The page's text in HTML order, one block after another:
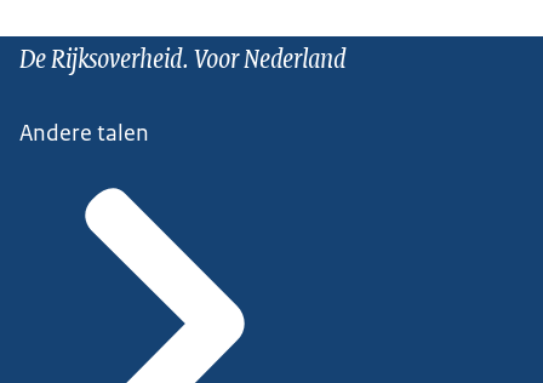
De Rijksoverheid. Voor Nederland
Andere talen